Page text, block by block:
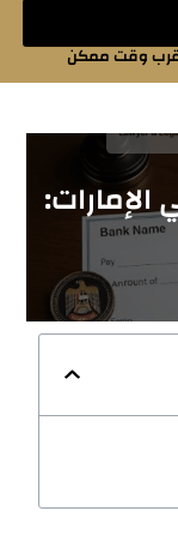
وقت ممكن